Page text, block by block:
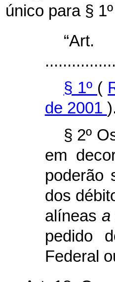
único para §
§ 1º (
de 2001
§ 2º
em
poderão
dos
alíneas a
pedido
Federal